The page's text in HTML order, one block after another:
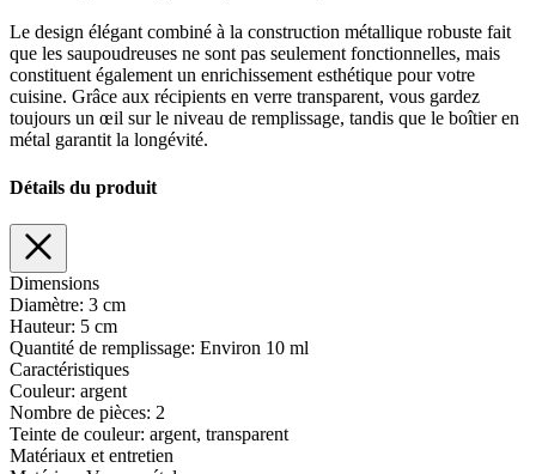
Le design élégant combiné à la construction métallique robuste fait
que les saupoudreuses ne sont pas seulement fonctionnelles, mais
constituent également un enrichissement esthétique pour votre
cuisine. Grâce aux récipients en verre transparent, vous gardez
toujours un œil sur le niveau de remplissage, tandis que le boîtier en
métal garantit la longévité.
Détails du produit
Dimensions
Diamètre: 3 cm
Hauteur: 5 cm
Quantité de remplissage: Environ 10 ml
Caractéristiques
Couleur: argent
Nombre de pièces: 2
Teinte de couleur: argent, transparent
Matériaux et entretien